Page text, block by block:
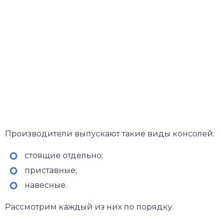
Производители выпускают такие виды консолей:
стоящие отдельно;
приставные;
навесные.
Рассмотрим каждый из них по порядку.